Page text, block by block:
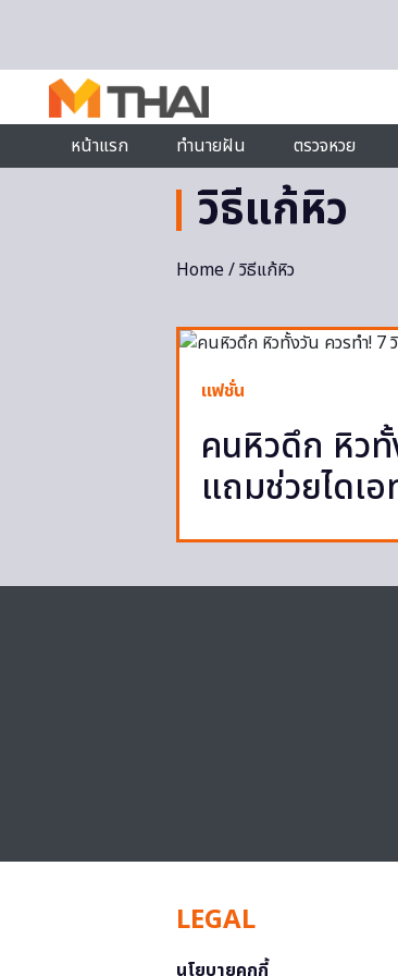
หน้าแรก
ทำนายฝัน ตรวจหวย
วิธีแก้หิว
Home/ วิธีแก้หิว
แฟชั่น
คนหิวดึก หิว
แถมช่วยไดเอ
LEGAL
นโยบายคุกกี้